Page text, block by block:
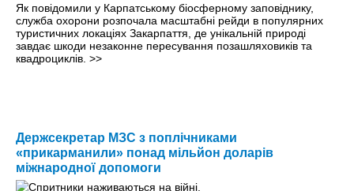
Як повідомили у Карпатському біосферному заповіднику,
служба охорони розпочала масштабні рейди в популярних
туристичних локаціях Закарпаття, де унікальній природі
завдає шкоди незаконне пересування позашляховиків та
квадроциклів. >>
Держсекретар МЗС з поплічниками
«прикарманили» понад мільйон доларів
міжнародної допомоги